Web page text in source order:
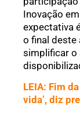
Inovação
expectativa
o final deste
simplificar o
LEIA: Fim
vida’, diz